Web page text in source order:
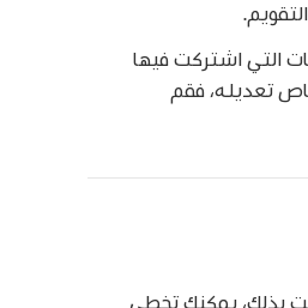
التي اشتركت فيها
تعديله، فقم
بذلك، يمكنك تخطي